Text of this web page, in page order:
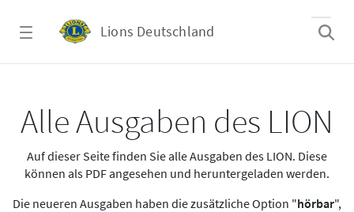
Lions Deutschland
Alle Ausgaben des LION
Auf dieser Seite finden Sie alle Ausgaben des LION. Diese
können als PDF angesehen und heruntergeladen werden.
Die neueren Ausgaben haben die zusätzliche Option "hörbar",